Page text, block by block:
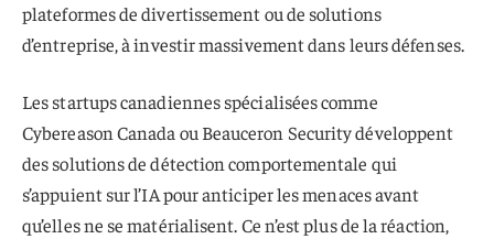
plateformes de divertissement ou de solutions
d’entreprise, à investir massivement dans leurs défenses.
Les startups canadiennes spécialisées comme
Cybereason Canada ou Beauceron Security développent
des solutions de détection comportementale qui
s’appuient sur l’IA pour anticiper les menaces avant
qu’elles ne se matérialisent. Ce n’est plus de la réaction,